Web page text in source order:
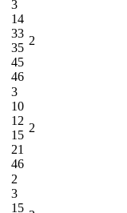
3
14
33
35
45
46
2
3
10
12
15
21
46
2
2
3
15